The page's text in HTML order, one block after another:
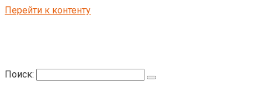
Перейти к контенту
Поиск: